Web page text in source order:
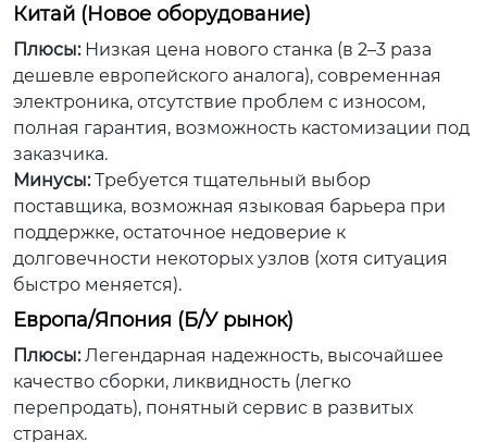
Китай (Новое оборудование)
Плюсы:Низкая цена нового станка (в 2–3 раза
дешевле европейского аналога), современная
электроника, отсутствие проблем с износом,
полная гарантия, возможность кастомизации под
заказчика.
Минусы:Требуется тщательный выбор
поставщика, возможная языковая барьера при
поддержке, остаточное недоверие к
долговечности некоторых узлов (хотя ситуация
быстро меняется).
Европа/Япония (Б/У рынок)
Плюсы:Легендарная надежность, высочайшее
качество сборки, ликвидность (легко
перепродать), понятный сервис в развитых
странах.